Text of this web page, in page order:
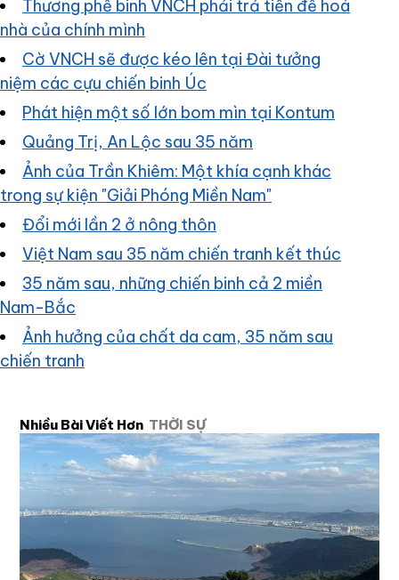
Thương phế binh VNCH phải trả tiền để hoá
nhà của chính mình
Cờ VNCH sẽ được kéo lên tại Đài tưởng
niệm các cựu chiến binh Úc
Phát hiện một số lớn bom mìn tại Kontum
Quảng Trị, An Lộc sau 35 năm
Ảnh của Trần Khiêm: Một khía cạnh khác
trong sự kiện "Giải Phóng Miền Nam"
Đổi mới lần 2 ở nông thôn
Việt Nam sau 35 năm chiến tranh kết thúc
35 năm sau, những chiến binh cả 2 miền
Nam-Bắc
Ảnh hưởng của chất da cam, 35 năm sau
chiến tranh
Nhiều Bài Viết Hơn THỜI SỰ